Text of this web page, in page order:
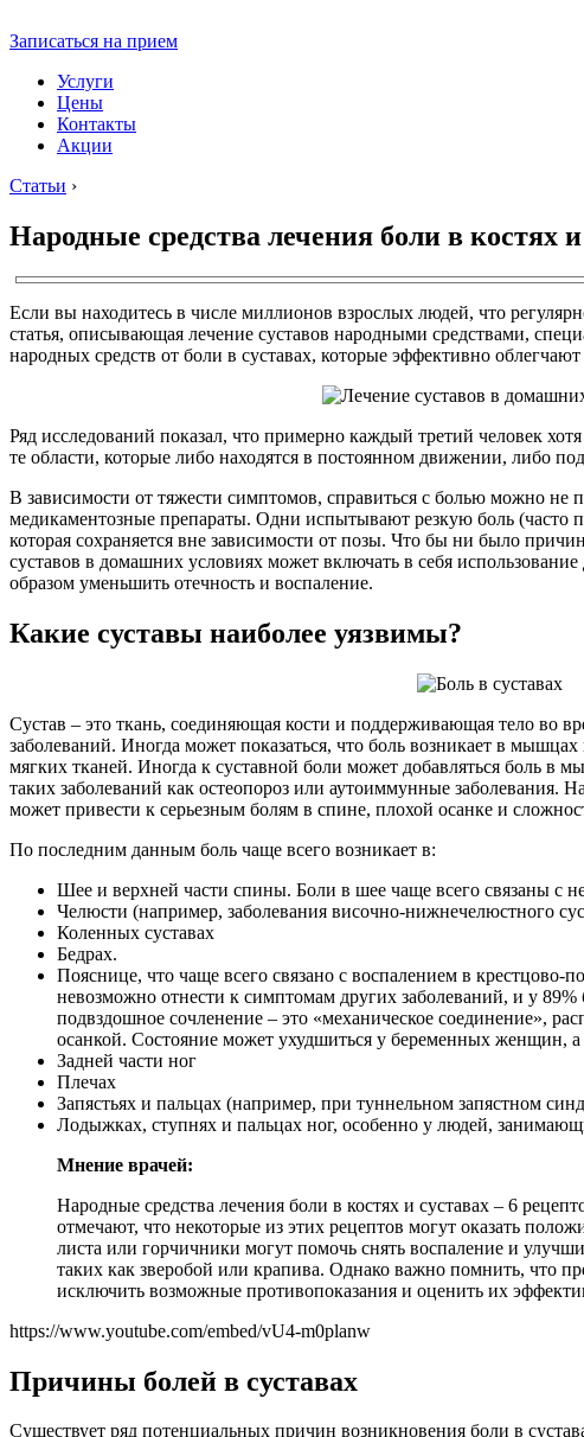
Записаться на прием
Услуги
Цены
Контакты
Акции
Статьи ›
Народные средства лечения боли в костях и
Если вы находитесь в числе миллионов взрослых людей, что
статья, описывающая лечение суставов народными средствами,
народных средств от боли в суставах, которые эффективно
Ряд исследований показал, что примерно каждый третий человек
те области, которые либо находятся в постоянном движении, либо
В зависимости от тяжести симптомов, справиться с болью можно не
медикаментозные препараты. Одни испытывают резкую боль (часто
которая сохраняется вне зависимости от позы. Что бы ни было
суставов в домашних условиях может включать в себя
образом уменьшить отечность и воспаление.
Какие суставы наиболее уязвимы?
Сустав – это ткань, соединяющая кости и поддерживающая тело во
заболеваний. Иногда может показаться, что боль возникает в
мягких тканей. Иногда к суставной боли может добавляться боль в
таких заболеваний как остеопороз или аутоиммунные заболевания.
может привести к серьезным болям в спине, плохой осанке и
По последним данным боль чаще всего возникает в:
Шее и верхней части спины. Боли в шее чаще всего связаны с
Челюсти (например, заболевания височно-нижнечелюстного
Коленных суставах
Бедрах.
Пояснице, что чаще всего связано с воспалением в
невозможно отнести к симптомам других заболеваний, и у
подвздошное сочленение – это «механическое соединение»,
осанкой. Состояние может ухудшиться у беременных женщин,
Задней части ног
Плечах
Запястьях и пальцах (например, при туннельном запястном
Лодыжках, ступнях и пальцах ног, особенно у людей,
Мнение врачей:
Народные средства лечения боли в костях и суставах – 6
отмечают, что некоторые из этих рецептов могут оказать
листа или горчичники могут помочь снять воспаление и
таких как зверобой или крапива. Однако важно помнить, что
исключить возможные противопоказания и оценить их
https://www.youtube.com/embed/vU4-m0planw
Причины болей в суставах
Существует ряд потенциальных причин возникновения боли в